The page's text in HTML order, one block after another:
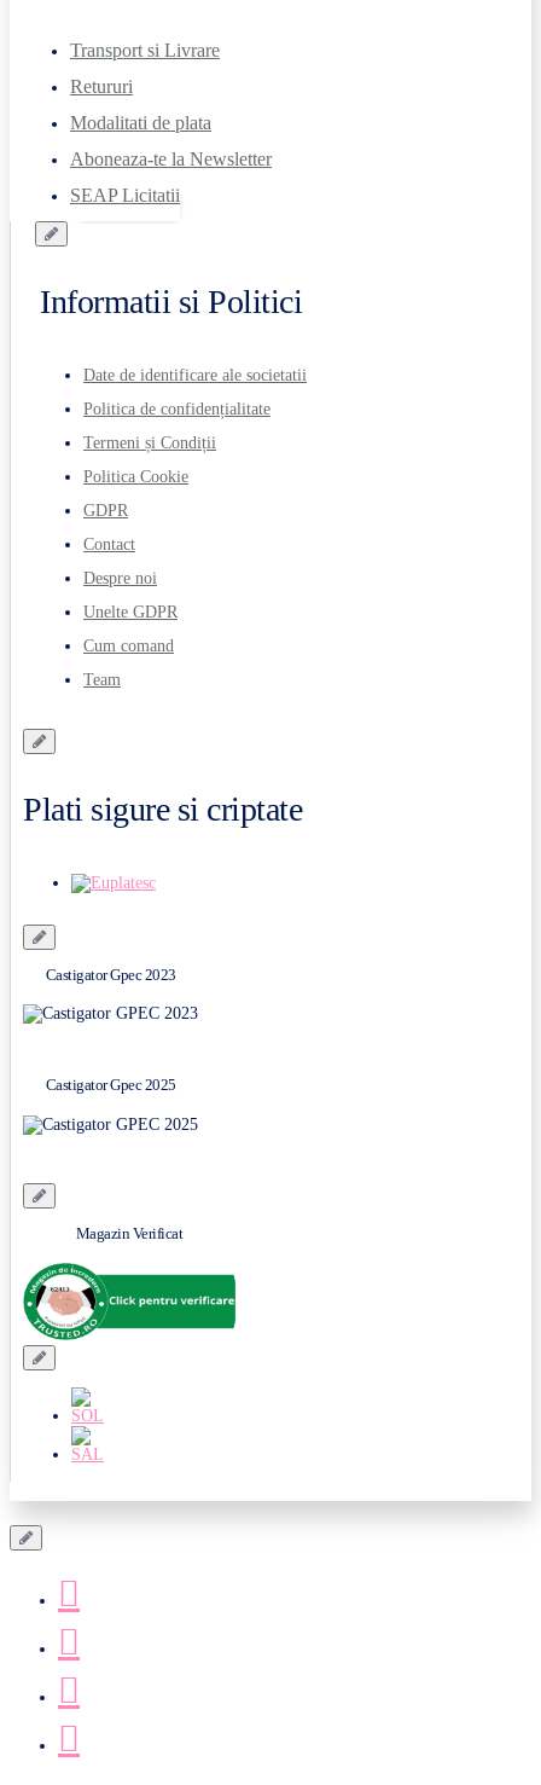
Transport si Livrare
Retururi
Modalitati de plata
Aboneaza-te la Newsletter
SEAP Licitatii
Informatii si Politici
Date de identificare ale societatii
Politica de confidențialitate
Termeni și Condiții
Politica Cookie
GDPR
Contact
Despre noi
Unelte GDPR
Cum comand
Team
Plati sigure si criptate
Castigator Gpec 2023
Castigator Gpec 2025
Magazin Verificat